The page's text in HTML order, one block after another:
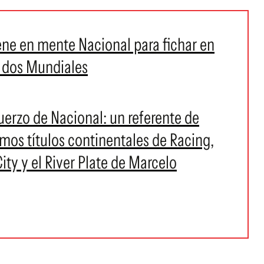
en mente Nacional para fichar en
Mundiales
de Nacional: un referente de
títulos continentales de Racing,
y el River Plate de Marcelo